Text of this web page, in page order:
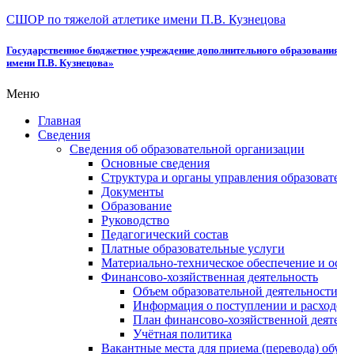
СШОР по тяжелой атлетике имени П.В. Кузнецова
Государственное бюджетное учреждение дополнительного
имени П.В. Кузнецова»
Меню
Главная
Сведения
Сведения об образовательной организации
Основные сведения
Структура и органы управления
Документы
Образование
Руководство
Педагогический состав
Платные образовательные услуги
Материально-техническое обеспечение и
Финансово-хозяйственная деятельность
Объем образовательной деятельности
Информация о поступлении и
План финансово-хозяйственной
Учётная политика
Вакантные места для приема (перевода)